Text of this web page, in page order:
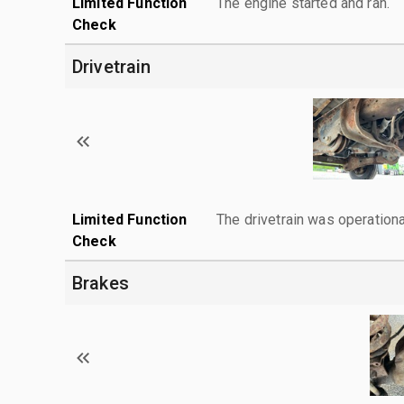
Check
Drivetrain
Limited Function
Check
The drivetrain was
Brakes